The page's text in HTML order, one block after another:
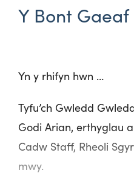
Y Bont Gaeaf
Yn y rhifyn hwn …
Tyfu’ch Gwledd
Godi Arian, erthyglau
Cadw Staff, Rheoli
mwy.